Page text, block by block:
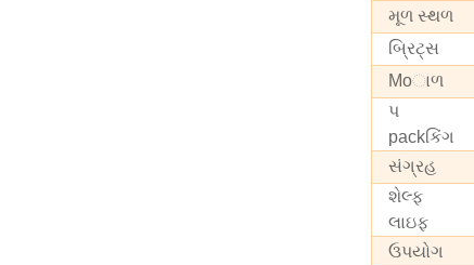
મૂળ સ્થળ
બ્રિટ્સ
Moાળ
પ
packકિંગ
સંગ્રહ
શેલ્ફ
લાઇફ
ઉપયોગ